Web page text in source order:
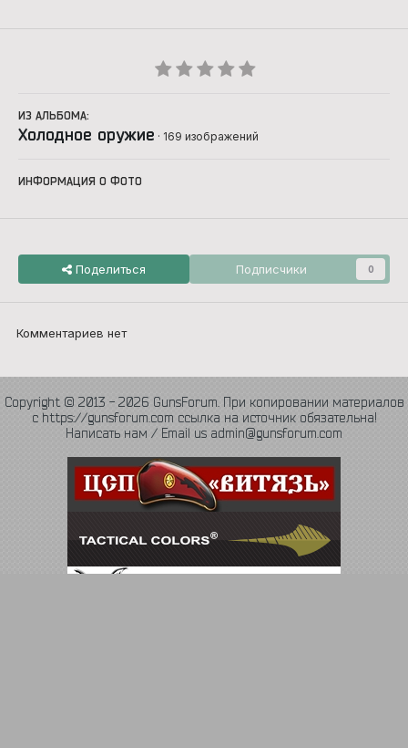
ИЗ АЛЬБОМА:
Холодное оружие · 169 изображений
ИНФОРМАЦИЯ О ФОТО
Поделиться Подписчики 0
Комментариев нет
Copyright © 2013 - 2026 GunsForum. При копировании материалов
с https://gunsforum.com ссылка на источник обязательна!
Написать нам / Email us admin@gunsforum.com